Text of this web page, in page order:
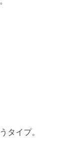
タイプ。